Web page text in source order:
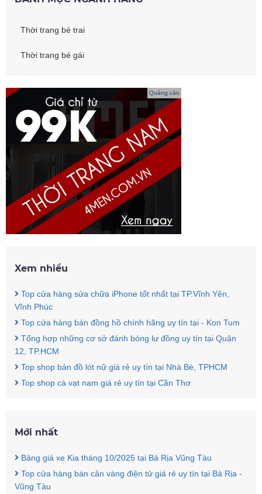
Thời trang bé trai
Thời trang bé gái
Quảng cáo
Xem nhiều
Top cửa hàng sửa chữa iPhone tốt nhất tại TP.Vĩnh Yên,
Vĩnh Phúc
Top cửa hàng bán đồng hồ chính hãng uy tín tại - Kon Tum
Tổng hợp những cơ sở đánh bóng lư đồng uy tín tại Quận
12, TP.HCM
Top shop bán đồ lót nữ giá rẻ uy tín tại Nhà Bè, TPHCM
Top shop cà vạt nam giá rẻ uy tín tại Cần Thơ
Mới nhất
Bảng giá xe Kia tháng 10/2025 tại Bà Rịa Vũng Tàu
Top cửa hàng bán cân vàng điện tử giá rẻ uy tín tại Bà Rịa -
Vũng Tàu